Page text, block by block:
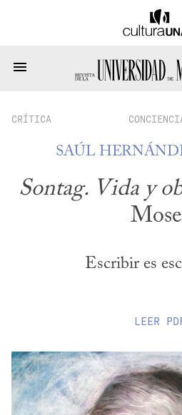
CRÍTICA
SAÚL
Sontag. Vida y
Escribir es
LEER